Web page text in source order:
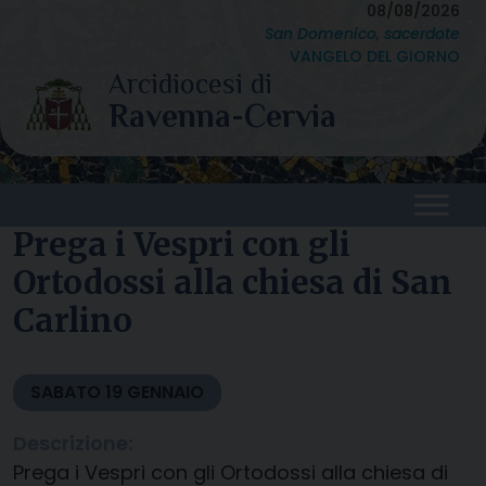
content
08/08/2026
San Domenico, sacerdote
VANGELO DEL GIORNO
Prega i Vespri con gli
Ortodossi alla chiesa di San
Carlino
SABATO 19 GENNAIO
Prega i Vespri con gli Ortodossi alla chiesa di